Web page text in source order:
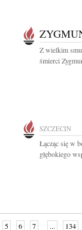
Z wielkim
śmierci
SZCZECIN
Łącząc się w
głębokiego
5 6 7 ... 134